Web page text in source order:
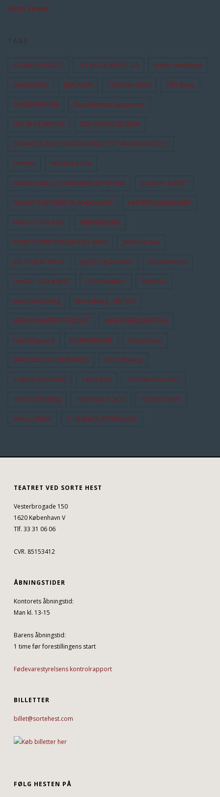
Vores Venner
ALTING ER NOGET ALTING ER NOGET 2.0 Anette Støvelbæk
ANKOMSTEN BEAUVOIR CORONA-VIRUS CPH Stage
DANCE WITH ME Den Skaldede Sangerinde
DET ER SÅ DET NYE DET FILMISKE SELSKAB
EDWARD ALBEES HVEM ER BANGE FOR VIRGINIA WOOLF?
Enetime FRANKENSTEIN
FRØKEN SMILLAS FORNEMMELSE FOR SNE GODNAT ALBERT
GODNATHISTORIER TIL NABOLAGET HESTESTOLESELSKABET
Hitler On The Roof HJERNEKASSEN
INDEN VI DØR SYNGER VI EN SANG Jantedrengen
JEG HEDDER BENTE Jeg Vil Også Kysses Kussesumpen
LANDET SOM IKKE ER LOPPEMARKED MAIREAD
Maria Vinterberg Marienborg - NEJ TAK!
MENS VI VENTER PÅ GODOT MINE FORÆLDRES TING
Niels Ellegaard NOMINERINGER Nyhedsbrev
SANDHED OG KONSEKVENS Sarah Boberg
SHIRLEY VALENTINE Tarok-Kort TEATERKATALOGET
The Art Of Falling THE FEMALE GAZE Torben Toben
VIVA LA FRIDA Z - MONICA ZETTERLUND
TEATRET VED SORTE HEST
Vesterbrogade 150
1620 København V
Tlf. 33 31 06 06
CVR. 85153412
ÅBNINGSTIDER
Kontorets åbningstid:
Man kl. 13-15
Barens åbningstid:
1 time før forestillingens start
Fødevarestyrelsens kontrolrapport
BILLETTER
billet@sortehest.com
FØLG HESTEN PÅ